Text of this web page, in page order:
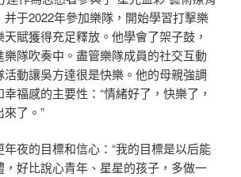
于2022年參加樂隊，開始學習打擊樂
賦獲得充足釋放。他學會了架子鼓，
隊吹奏中。盡管樂隊成員的社交互動
動讓吳方達很是快樂。他的母親強調
福感的主要性：“情緒好了，快樂了，
了。”
夜的目標和信心：“我的目標是以后能
，好比說心青年、星星的孩子，多做一